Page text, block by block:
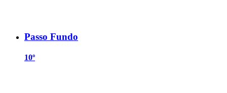
Passo Fundo
10º